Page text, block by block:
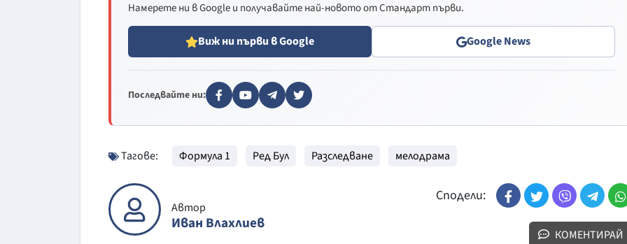
Намерете ни в Google и получавайте най-новото от Стандарт първи.
Виж ни първи в Google Google News
Последвайте ни:
Тагове: Формула 1 Ред Бул Разследване мелодрама
Автор
Иван Влахлиев
Сподели:
КОМЕНТИРАЙ